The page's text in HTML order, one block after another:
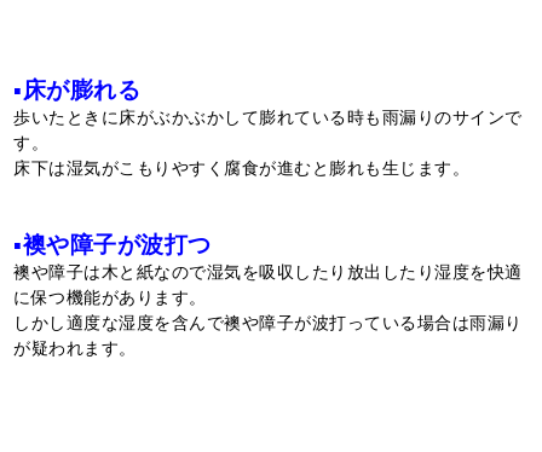
▪床が膨れる
歩いたときに床がぶかぶかして膨れている時も雨漏りのサインで
す。
床下は湿気がこもりやすく腐食が進むと膨れも生じます。
▪襖や障子が波打つ
襖や障子は木と紙なので湿気を吸収したり放出したり湿度を快適
に保つ機能があります。
しかし適度な湿度を含んで襖や障子が波打っている場合は雨漏り
が疑われます。